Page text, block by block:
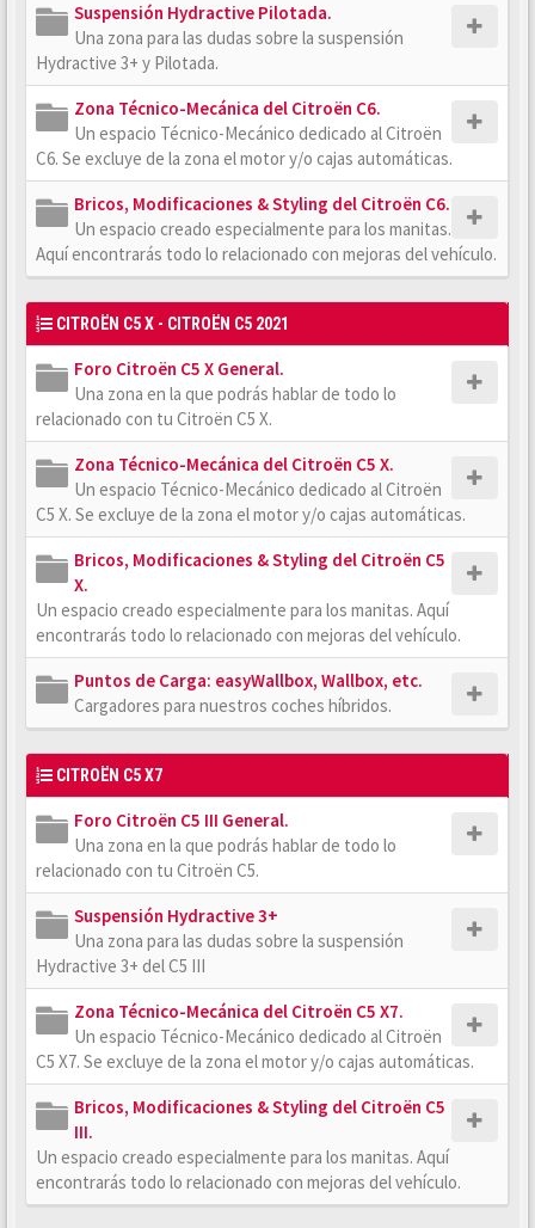
Suspensión Hydractive Pilotada.
Una zona para las dudas sobre la suspensión
Hydractive 3+ y Pilotada.
Zona Técnico-Mecánica del Citroën C6.
Un espacio Técnico-Mecánico dedicado al Citroën
C6. Se excluye de la zona el motor y/o cajas automáticas.
Bricos, Modificaciones & Styling del Citroën C6.
Un espacio creado especialmente para los manitas.
Aquí encontrarás todo lo relacionado con mejoras del vehículo.
CITROËN C5 X - CITROËN C5 2021
Foro Citroën C5 X General.
Una zona en la que podrás hablar de todo lo
relacionado con tu Citroën C5 X.
Zona Técnico-Mecánica del Citroën C5 X.
Un espacio Técnico-Mecánico dedicado al Citroën
C5 X. Se excluye de la zona el motor y/o cajas automáticas.
Bricos, Modificaciones & Styling del Citroën C5
X.
Un espacio creado especialmente para los manitas. Aquí
encontrarás todo lo relacionado con mejoras del vehículo.
Puntos de Carga: easyWallbox, Wallbox, etc.
Cargadores para nuestros coches híbridos.
CITROËN C5 X7
Foro Citroën C5 III General.
Una zona en la que podrás hablar de todo lo
relacionado con tu Citroën C5.
Suspensión Hydractive 3+
Una zona para las dudas sobre la suspensión
Hydractive 3+ del C5 III
Zona Técnico-Mecánica del Citroën C5 X7.
Un espacio Técnico-Mecánico dedicado al Citroën
C5 X7. Se excluye de la zona el motor y/o cajas automáticas.
Bricos, Modificaciones & Styling del Citroën C5
III.
Un espacio creado especialmente para los manitas. Aquí
encontrarás todo lo relacionado con mejoras del vehículo.